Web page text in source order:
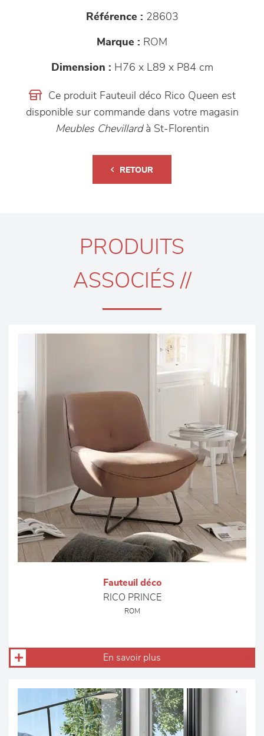
Référence : 28603
Marque : ROM
Dimension : H76 x L89 x P84 cm
Ce produit Fauteuil déco Rico Queen est
disponible sur commande dans votre magasin
Meubles Chevillardà St-Florentin
RETOUR
PRODUITS
ASSOCIÉS //
Fauteuil déco
RICO PRINCE
ROM
En savoir plus